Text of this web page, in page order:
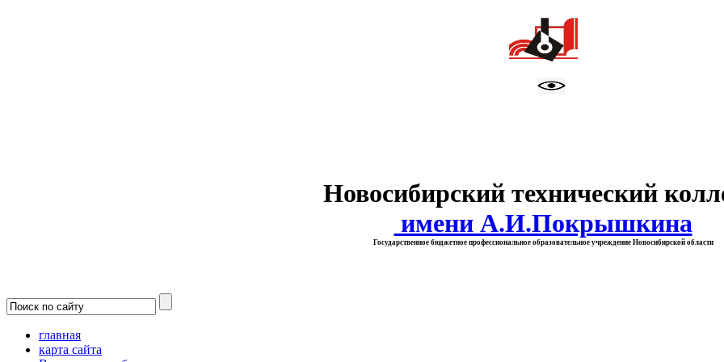
Новосибирский технический
имени А.И.Покрышкина
Государственное бюджетное профессиональное образовательное учреждение Новосибирской области
главная
карта сайта